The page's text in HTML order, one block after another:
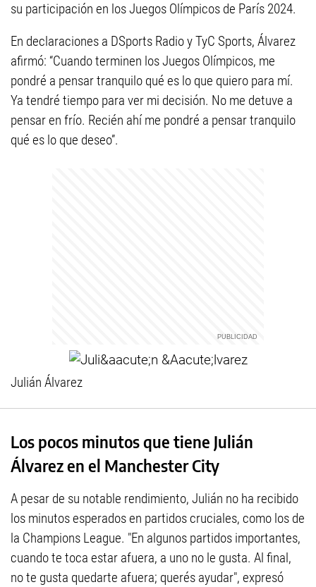
su participación en los Juegos Olímpicos de París 2024.
En declaraciones a DSports Radio y TyC Sports, Álvarez
afirmó: “Cuando terminen los Juegos Olímpicos, me
pondré a pensar tranquilo qué es lo que quiero para mí.
Ya tendré tiempo para ver mi decisión. No me detuve a
pensar en frío. Recién ahí me pondré a pensar tranquilo
qué es lo que deseo”.
Julián Álvarez
Los pocos minutos que tiene Julián
Álvarez en el Manchester City
A pesar de su notable rendimiento, Julián no ha recibido
los minutos esperados en partidos cruciales, como los de
la Champions League. "En algunos partidos importantes,
cuando te toca estar afuera, a uno no le gusta. Al final,
no te gusta quedarte afuera; querés ayudar", expresó